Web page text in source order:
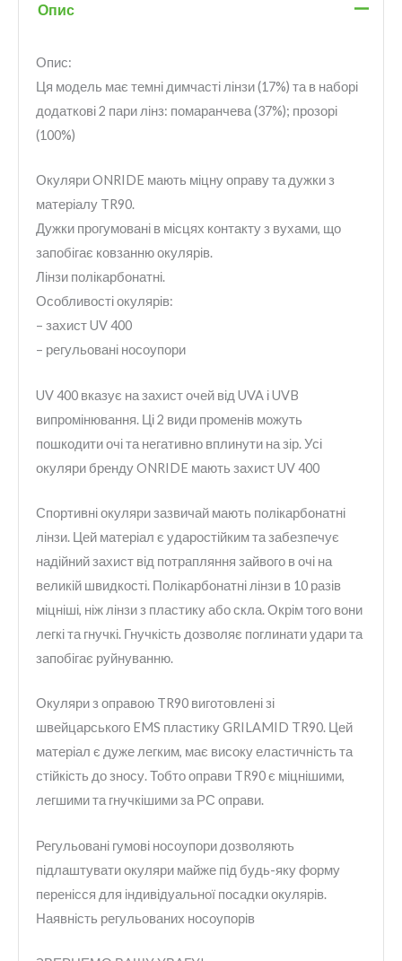
Опис
Опис:
Ця модель має темні димчасті лінзи (17%) та в наборі
додаткові 2 пари лінз: помаранчева (37%); прозорі
(100%)
Окуляри ONRIDE мають міцну оправу та дужки з
матеріалу TR90.
Дужки прогумовані в місцях контакту з вухами, що
запобігає ковзанню окулярів.
Лінзи полікарбонатні.
Особливості окулярів:
– захист UV 400
– регульовані носоупори
UV 400 вказує на захист очей від UVA і UVB
випромінювання. Ці 2 види променів можуть
пошкодити очі та негативно вплинути на зір. Усі
окуляри бренду ONRIDE мають захист UV 400
Спортивні окуляри зазвичай мають полікарбонатні
лінзи. Цей матеріал є ударостійким та забезпечує
надійний захист від потрапляння зайвого в очі на
великій швидкості. Полікарбонатні лінзи в 10 разів
міцніші, ніж лінзи з пластику або скла. Окрім того вони
легкі та гнучкі. Гнучкість дозволяє поглинати удари та
запобігає руйнуванню.
Окуляри з оправою TR90 виготовлені зі
швейцарського EMS пластику GRILAMID TR90. Цей
матеріал є дуже легким, має високу еластичність та
стійкість до зносу. Тобто оправи TR90 є міцнішими,
легшими та гнучкішими за РС оправи.
Регульовані гумові носоупори дозволяють
підлаштувати окуляри майже під будь-яку форму
перенісся для індивідуальної посадки окулярів.
Наявність регульованих носоупорів